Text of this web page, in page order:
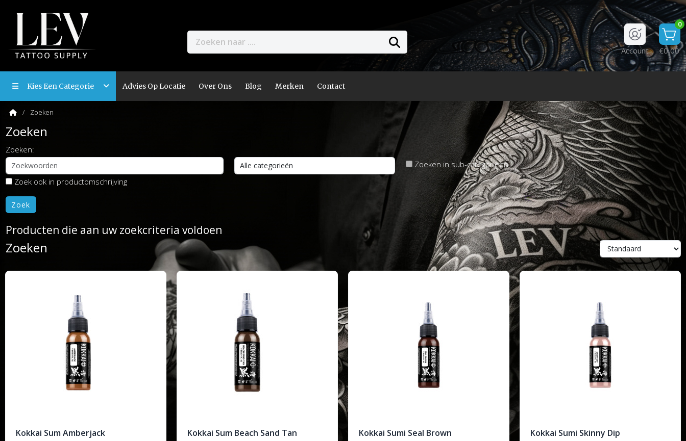
0
€0,00
Account
Kies Een Categorie Advies Op Locatie Over Ons Blog Merken Contact
Zoeken
Zoeken
Zoeken:
Zoeken in sub-categorieën
Zoek ook in productomschrijving
Producten die aan uw zoekcriteria voldoen
Zoeken
Kokkai Sum Amberjack Kokkai Sum Beach Sand Tan Kokkai Sumi Seal Brown Kokkai Sumi Skinny Dip